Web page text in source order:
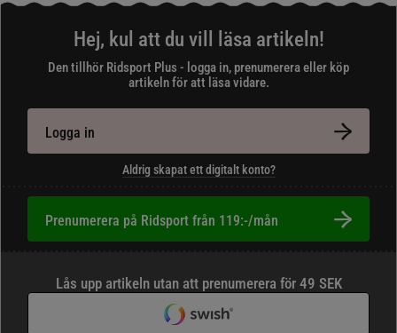
Hej, kul att du vill läsa artikeln!
Den tillhör Ridsport Plus - logga in, prenumerera eller köp
artikeln för att läsa vidare.
Logga in
Aldrig skapat ett digitalt konto?
Prenumerera på Ridsport från 119:-/mån